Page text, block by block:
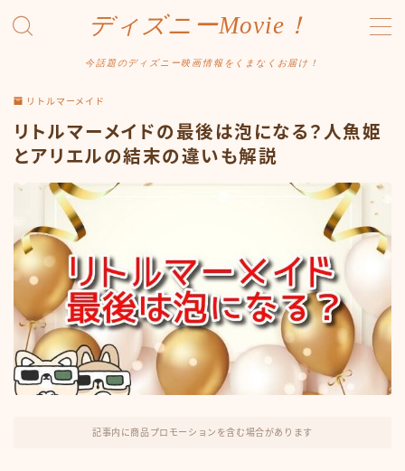
ディズニーMovie！
今話題のディズニー映画情報をくまなくお届け！
カテゴリー
サイトマップ
デモプリセット記事 #1
プロフィール
メディアコンテンツポリシー
運営者情報
リトルマーメイド
リトルマーメイドの最後は泡になる？人魚姫
とアリエルの結末の違いも解説
記事内に商品プロモーションを含む場合があります